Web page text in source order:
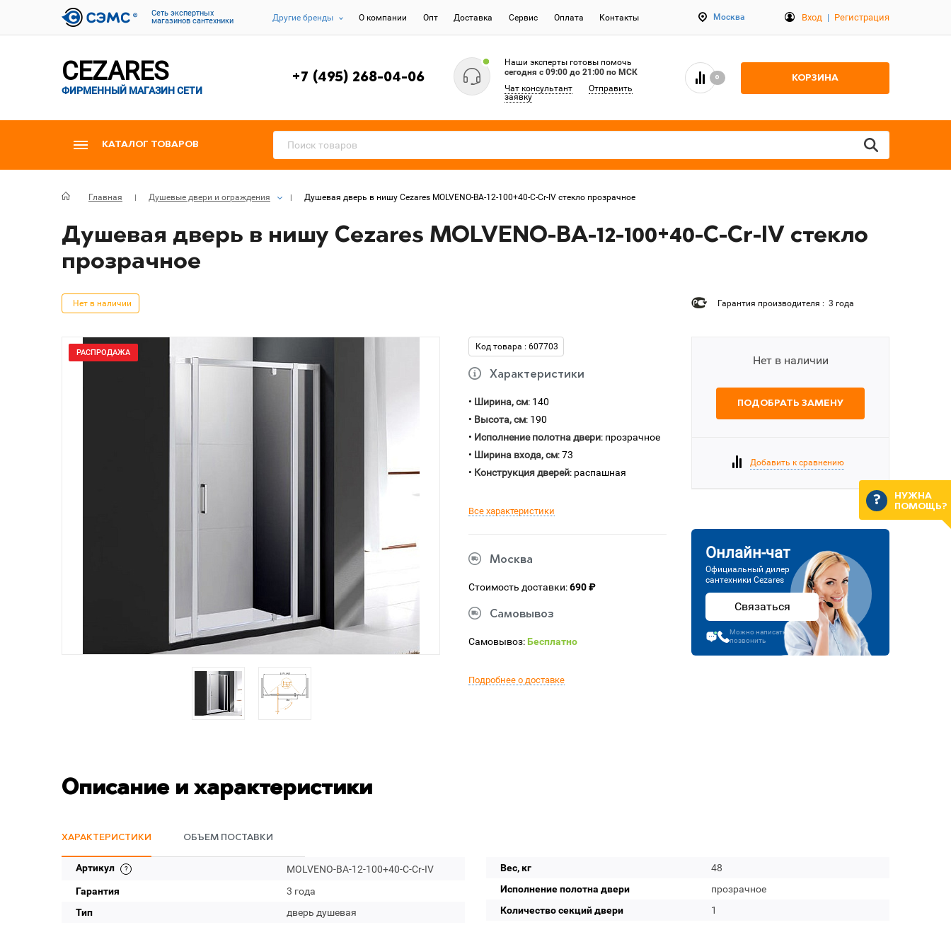
Cеть экспертных
магазинов сантехники
Другие бренды О компании Опт Доставка Сервис Оплата Контакты Москва Вход | Регистрация
CEZARES
ФИРМЕННЫЙ МАГАЗИН СЕТИ
+7 (495) 268-04-06
Наши эксперты готовы помочь
сегодня c 09:00 до 21:00 по МСК
Чат консультант
Отправить
заявку
0 КОРЗИНА
КАТАЛОГ ТОВАРОВ
Главная Душевые двери и ограждения Душевая дверь в нишу Cezares MOLVENO-BA-12-100+40-C-Cr-IV стекло прозрачное
Душевая дверь в нишу Cezares MOLVENO-BA-12-100+40-C-Cr-IV стекло
прозрачное
Нет в наличии Гарантия производителя : 3 года
РАСПРОДАЖА
Код товара : 607703
Характеристики
• Ширина, см: 140
• Высота, см: 190
• Исполнение полотна двери: прозрачное
• Ширина входа, см: 73
• Конструкция дверей: распашная
Все характеристики
Москва
Стоимость доставки:690 ₽
Самовывоз
Самовывоз:Бесплатно
Подробнее о доставке
Нет в наличии
ПОДОБРАТЬ ЗАМЕНУ
Добавить к сравнению
Онлайн-чат
Официальный дилер
сантехники Cezares
Связаться
Можно написать или
позвонить
Описание и характеристики
ХАРАКТЕРИСТИКИ ОБЪЕМ ПОСТАВКИ
Артикул
MOLVENO-BA-12-100+40-C-Cr-IV
Гарантия
3 года
Тип
дверь душевая
Вес, кг
48
Исполнение полотна двери
прозрачное
Количество секций двери
1
НУЖНА
ПОМОЩЬ?